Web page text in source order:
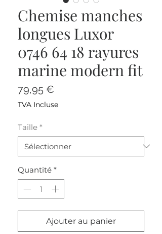
Chemise manches
longues Luxor
0746 64 18 rayures
marine modern fit
79,95 €
TVA Incluse
Taille *
Quantité *
Ajouter au panier